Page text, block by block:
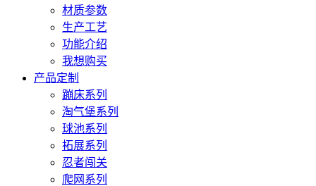
材质参数
生产工艺
功能介绍
我想购买
产品定制
蹦床系列
淘气堡系列
球池系列
拓展系列
忍者闯关
爬网系列